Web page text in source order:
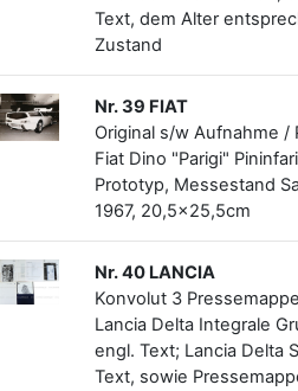
Text, dem Alter
Zustand
Nr. 39 FIAT
Original s/w Aufnahme /
Fiat Dino "Parigi"
Prototyp, Messestand
1967, 20,5x25,5cm
Nr. 40 LANCIA
Konvolut 3
Lancia Delta Integrale
engl. Text; Lancia Delta
Text, sowie